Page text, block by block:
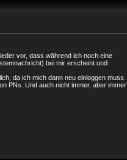
vor, dass während ich noch eine
bei mir erscheint und
da ich mich dann neu einloggen muss.
PNs. Und auch nicht immer, aber immer